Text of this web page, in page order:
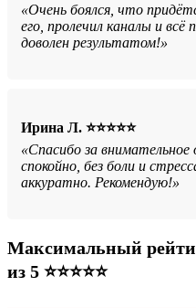
«Очень боялся, что
его, пролечил каналы и всё
доволен результатом!»
Ирина Л. ⭐⭐⭐⭐⭐
«Спасибо за
спокойно, без боли и
аккуратно. Рекомендую!»
Максимальный
из 5 ⭐⭐⭐⭐⭐